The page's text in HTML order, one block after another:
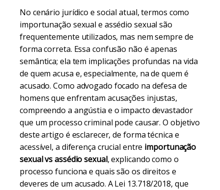
No cenário jurídico e social atual, termos como
importunação sexual e assédio sexual são
frequentemente utilizados, mas nem sempre de
forma correta. Essa confusão não é apenas
semântica; ela tem implicações profundas na vida
de quem acusa e, especialmente, na de quem é
acusado. Como advogado focado na defesa de
homens que enfrentam acusações injustas,
compreendo a angústia e o impacto devastador
que um processo criminal pode causar. O objetivo
deste artigo é esclarecer, de forma técnica e
acessível, a diferença crucial entre importunação
sexual vs assédio sexual, explicando como o
processo funciona e quais são os direitos e
deveres de um acusado. A Lei 13.718/2018, que